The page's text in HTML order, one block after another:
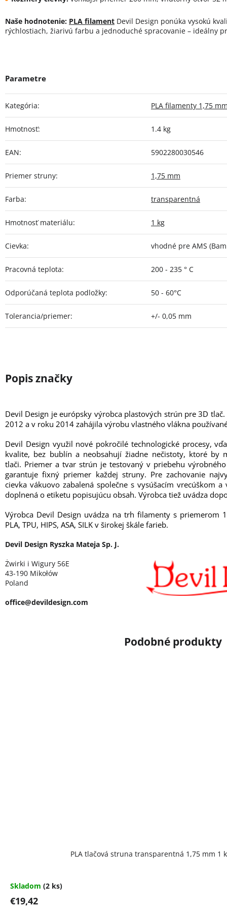
Naše hodnotenie: PLA filament Devil Design ponúka vysokú
rýchlostiach, žiarivú farbu a jednoduché spracovanie – ideálny
Kategória: PLA filamenty 1,75
Hmotnosť: 1.4 kg
EAN: 5902280030546
Priemer struny: 1,75 mm
Farba: transparentná
Hmotnosť materiálu: 1 kg
Cievka: vhodné pre AMS
Pracovná teplota: 200 - 235 ° C
Odporúčaná teplota podložky: 50 - 60°C
Tolerancia/priemer: +/- 0,05 mm
PLA tlačová struna transparentná 1,75 mm 1
Skladom (2 ks)
€19,42
Devil Design je európsky výrobca plastových strún pre 3D
2012 a v roku 2014 zahájila výrobu vlastného vlákna
Devil Design využil nové pokročilé technologické procesy,
kvalite, bez bublín a neobsahují žiadne nečistoty, ktoré by
tlači. Priemer a tvar strún je testovaný v priebehu
garantuje fixný priemer každej struny. Pre zachovanie
cievka vákuovo zabalená společne s vysúšacím vrecúškom
doplnená o etiketu popisujúcu obsah. Výrobca tiež uvádza
Výrobca Devil Design uvádza na trh filamenty s priemerom
PLA, TPU, HIPS, ASA, SILK v širokej škále farieb.
Devil Design Ryszka Mateja Sp. J.
Żwirki i Wigury 56E
43-190 Mikołów
Poland
office@devildesign.com